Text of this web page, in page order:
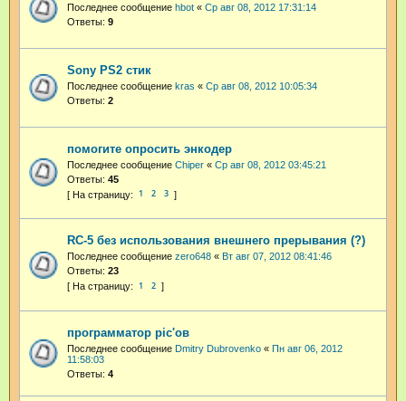
Последнее сообщение hbot « Ср авг 08, 2012 17:31:14
Ответы: 9
Sony PS2 стик
Последнее сообщение kras « Ср авг 08, 2012 10:05:34
Ответы: 2
помогите опросить энкодер
Последнее сообщение Chiper « Ср авг 08, 2012 03:45:21
Ответы: 45
1 2 3
RC-5 без использования внешнего прерывания (?)
Последнее сообщение zero648 « Вт авг 07, 2012 08:41:46
Ответы: 23
1 2
программатор pic'ов
Последнее сообщение Dmitry Dubrovenko « Пн авг 06, 2012
11:58:03
Ответы: 4